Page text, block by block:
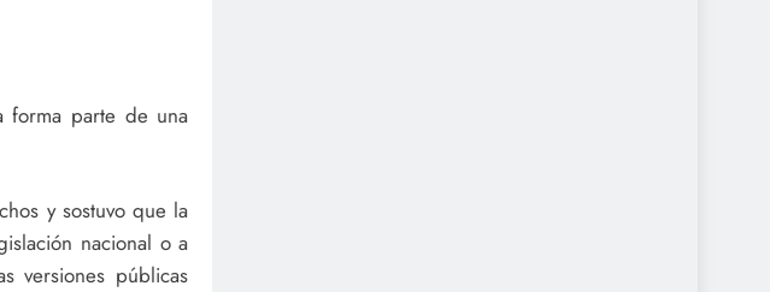
forma parte de una
y sostuvo que la
nacional o a
versiones públicas